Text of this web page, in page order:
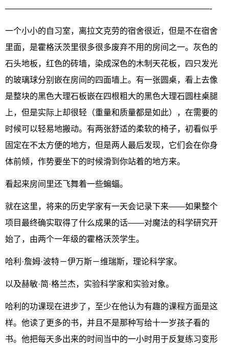
—————————————————————————-
一个小小的自习室，离拉文克劳的宿舍很近，但是不在宿舍
里面，是霍格沃茨里很多很多废弃不用的房间之一。灰色的
石头地板，红色的砖墙，染成深色的木制天花板，四只发光
的玻璃球分别嵌在房间的四面墙上。有一张圆桌，看上去像
是整块的黑色大理石板嵌在四根粗大的黑色大理石圆柱桌腿
上，但是实际上却很轻（重量和质量都是如此），在需要的
时候可以轻易地搬动。有两张舒适的柔软的椅子，初看似乎
固定在不太方便的地方，但是两人最后发现，它们会在你身
体前倾，作势要坐下的时候滑到你站着的地方来。
看起来房间里还飞舞着一些蝙蝠。
就在这里，将来的历史学家有一天会记录下来——如果整个
项目最终确实取得了什么成果的话——对魔法的科学研究开
始了，由两个一年级的霍格沃茨学生。
哈利·詹姆·波特－伊万斯－维瑞斯，理论科学家。
以及赫敏·简·格兰杰，实验科学家和实验对象。
哈利的功课现在进步了，至少在他认为有趣的课程方面是这
样。他读了更多的书，并且不是那种写给十一岁孩子看的
书。他把每天多出来的时间当中的一小时用于反复练习变形